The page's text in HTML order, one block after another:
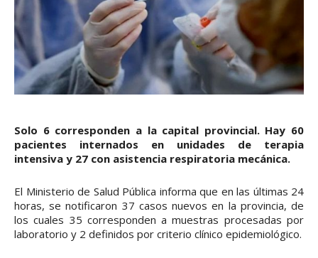
Solo 6 corresponden a la capital provincial. Hay 60
pacientes internados en unidades de terapia
intensiva y 27 con asistencia respiratoria mecánica.
El Ministerio de Salud Pública informa que en las últimas 24
horas, se notificaron 37 casos nuevos en la provincia, de
los cuales 35 corresponden a muestras procesadas por
laboratorio y 2 definidos por criterio clínico epidemiológico.